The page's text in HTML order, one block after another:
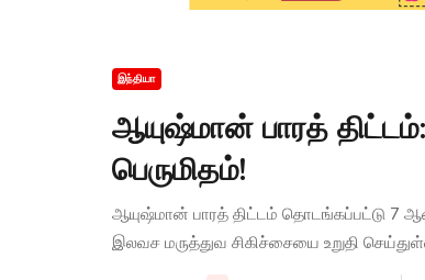
இந்தியா
ஆயுஷ்மான் பாரத்
பெருமிதம்!
ஆயுஷ்மான் பாரத் திட்டம் தொடங்கப்பட்டு 7
இலவச மருத்துவ சிகிச்சையை உறுதி